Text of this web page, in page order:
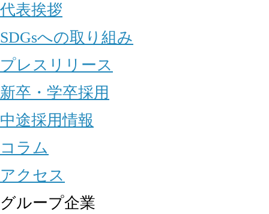
代表挨拶
SDGsへの取り組み
プレスリリース
新卒・学卒採用
中途採用情報
コラム
アクセス
グループ企業